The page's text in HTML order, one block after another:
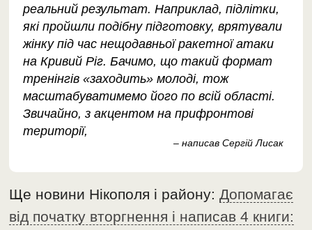
реальний результат. Наприклад, підлітки,
які пройшли подібну підготовку, врятували
жінку під час нещодавньої ракетної атаки
на Кривий Ріг. Бачимо, що такий формат
тренінгів «заходить» молоді, тож
масштабуватимемо його по всій області.
Звичайно, з акцентом на прифронтові
території,
– написав Сергій Лисак
Ще новини Нікополя і району:Допомагає
від початку вторгнення і написав 4 книги: